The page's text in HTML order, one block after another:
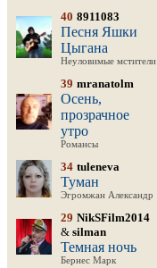
40 8911083
Песня Яшки
Цыгана
Неуловимые мстители
39 mranatolm
Осень,
прозрачное
утро
Романсы
34 tuleneva
Туман
Эгромжан Александр
29 NikSFilm2014
& silman
Темная ночь
Бернес Марк